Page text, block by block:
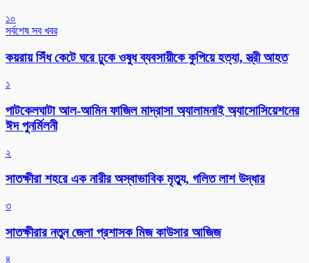
১০
সর্বশেষ সব খবর
কয়রায় সিঁধ কেটে ঘরে ঢুকে ওষুধ ব্যবসায়ীকে কুপিয়ে হত্যা, স্ত্রী আহত
১
পাটকেলঘাটা আল-আমিন ফাজিল মাদ্রাসা অ্যালামনাই অ্যাসোসিয়েশনের
ঈদ পুনর্মিলনী
২
সাতক্ষীরা শহরে এক নারীর অস্বাভাবিক মৃত্যু, গলিত লাশ উদ্ধার
৩
সাতক্ষীরার নতুন জেলা প্রশাসক মিজ কাউসার আজিজ
৪